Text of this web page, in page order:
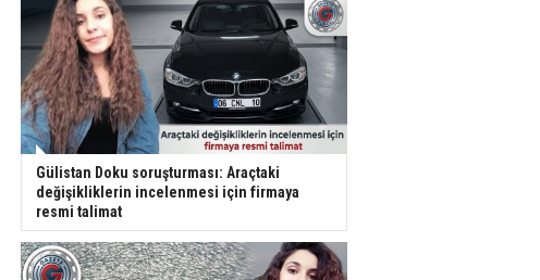
Gülistan Doku soruşturması: Araçtaki
değişikliklerin incelenmesi için firmaya
resmi talimat